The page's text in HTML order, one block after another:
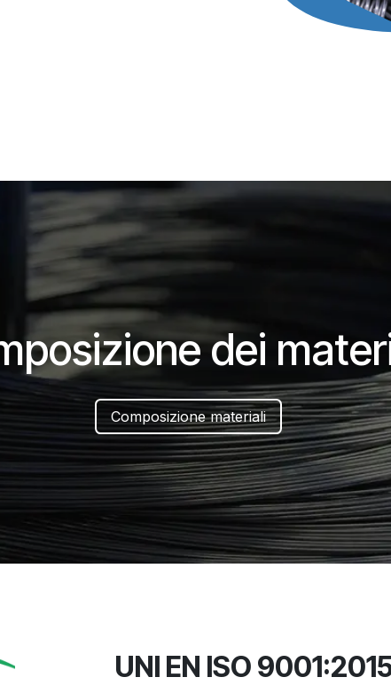
dei
Composizione materiali
UNI EN ISO